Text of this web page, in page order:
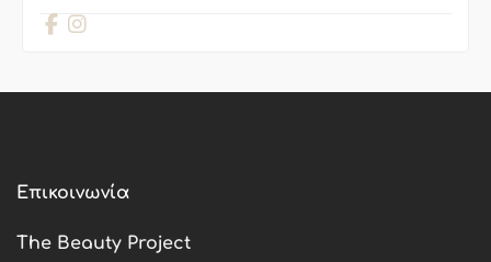
Επικοινωνία
The Beauty Project